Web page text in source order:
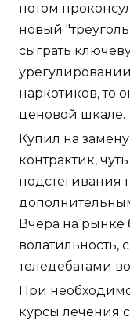
потом
новый
сыграть
наркотиков, то
ценовой шкале.
Купил на
контрактик,
подстегивания
Вчера на рынке
волатильность,
теледебатами
При
курсы лечения